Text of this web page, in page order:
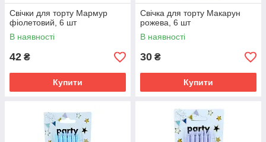
Свічки для торту Мармур
фіолетовий, 6 шт
В наявності
42 ₴
Купити
Свічка для торту Макарун
рожева, 6 шт
В наявності
30 ₴
Купити